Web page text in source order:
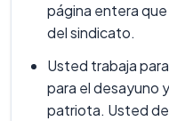
página entera
del sindicato.
Usted trabaja
para el desayuno
patriota. Usted